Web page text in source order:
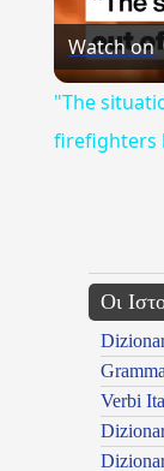
Watch on
"The
firefighters
Οι
Verbi